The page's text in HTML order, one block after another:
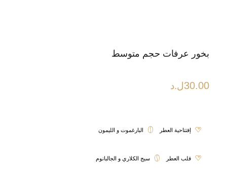
بخور عرفات حجم متوسط
30.00ل.د
إفتتاحية العطر البارغموت و الليمون
قلب العطر سيج الكلاري و الجالبانوم